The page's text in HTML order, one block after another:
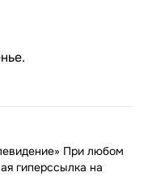
При любом
гиперссылка на